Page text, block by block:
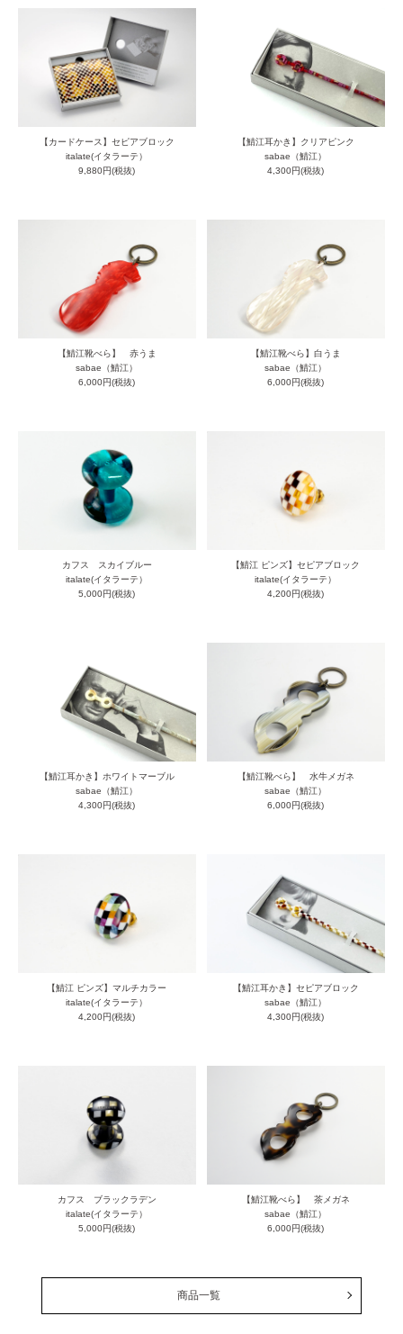
【カードケース】セピアブロック
italate(イタラーテ）
9,880円(税抜)
【鯖江耳かき】クリアピンク
sabae（鯖江）
4,300円(税抜)
【鯖江靴べら】 赤うま
sabae（鯖江）
6,000円(税抜)
【鯖江靴べら】白うま
sabae（鯖江）
6,000円(税抜)
カフス スカイブルー
italate(イタラーテ）
5,000円(税抜)
【鯖江 ピンズ】セピアブロック
italate(イタラーテ）
4,200円(税抜)
【鯖江耳かき】ホワイトマーブル
sabae（鯖江）
4,300円(税抜)
【鯖江靴べら】 水牛メガネ
sabae（鯖江）
6,000円(税抜)
【鯖江 ピンズ】マルチカラー
italate(イタラーテ）
4,200円(税抜)
【鯖江耳かき】セピアブロック
sabae（鯖江）
4,300円(税抜)
カフス ブラックラデン
italate(イタラーテ）
5,000円(税抜)
【鯖江靴べら】 茶メガネ
sabae（鯖江）
6,000円(税抜)
商品一覧